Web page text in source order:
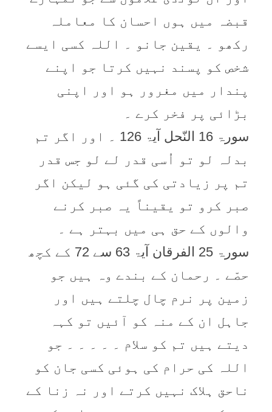
قبضہ میں ہوں احسان کا معاملہ
رکھو ۔ یقین جانو ۔ اللہ کسی ایسے
شخص کو پسند نہیں کرتا جو اپنے
پندار میں مغرور ہو اور اپنی
بڑائی پر فخر کرے ۔
سورۃ 16 النّحل آیۃ 126 ۔ اور اگر تم
بدلہ لو تو اُسی قدر لے لو جس قدر
تم پر زیادتی کی گئی ہو لیکن اگر
صبر کرو تو یقیناً یہ صبر کرنے
والوں کے حق ہی میں بہتر ہے ۔
سورۃ 25 الفرقان آیۃ 63 سے 72 کے کچھ
حصّے ۔ رحمان کے بندے وہ ہیں جو
زمین پر نرم چال چلتے ہیں اور
جاہل ان کے منہ کو آئیں تو کہہ
دیتے ہیں تم کو سلام ۔ ۔ ۔ ۔ ۔ جو
اللہ کی حرام کی ہوئی کسی جان کو
ناحق ہلاک نہیں کرتے اور نہ زنا کے